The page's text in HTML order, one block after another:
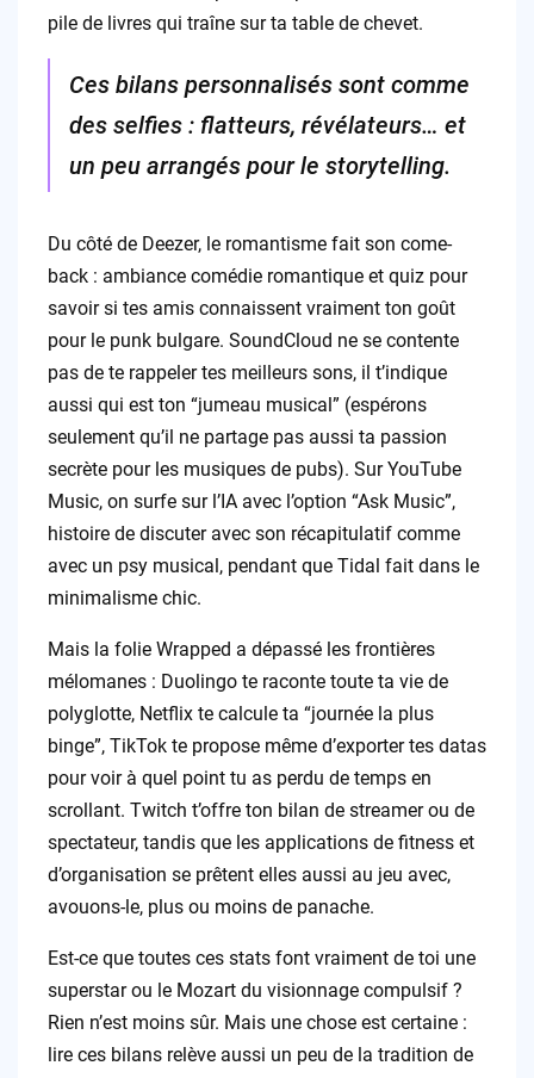
pile de livres qui traîne sur ta table de chevet.
Ces bilans personnalisés sont comme
des selfies : flatteurs, révélateurs… et
un peu arrangés pour le storytelling.
Du côté de Deezer, le romantisme fait son come-
back : ambiance comédie romantique et quiz pour
savoir si tes amis connaissent vraiment ton goût
pour le punk bulgare. SoundCloud ne se contente
pas de te rappeler tes meilleurs sons, il t’indique
aussi qui est ton “jumeau musical” (espérons
seulement qu’il ne partage pas aussi ta passion
secrète pour les musiques de pubs). Sur YouTube
Music, on surfe sur l’IA avec l’option “Ask Music”,
histoire de discuter avec son récapitulatif comme
avec un psy musical, pendant que Tidal fait dans le
minimalisme chic.
Mais la folie Wrapped a dépassé les frontières
mélomanes : Duolingo te raconte toute ta vie de
polyglotte, Netflix te calcule ta “journée la plus
binge”, TikTok te propose même d’exporter tes datas
pour voir à quel point tu as perdu de temps en
scrollant. Twitch t’offre ton bilan de streamer ou de
spectateur, tandis que les applications de fitness et
d’organisation se prêtent elles aussi au jeu avec,
avouons-le, plus ou moins de panache.
Est-ce que toutes ces stats font vraiment de toi une
superstar ou le Mozart du visionnage compulsif ?
Rien n’est moins sûr. Mais une chose est certaine :
lire ces bilans relève aussi un peu de la tradition de